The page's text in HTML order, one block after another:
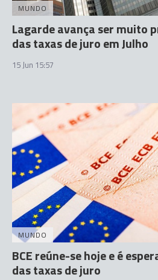
MUNDO
Lagarde avança ser muito
das taxas de juro em Julho
15 Jun 15:57
MUNDO
BCE reúne-se hoje e é
das taxas de juro